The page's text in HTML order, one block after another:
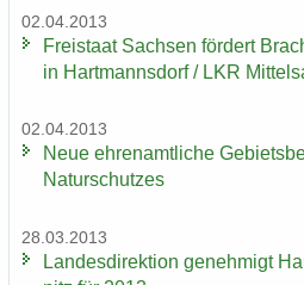
02.04.2013
Frei­staat Sach­sen för­dert
in Hart­manns­dorf / LKR
02.04.2013
Neue eh­ren­amt­li­che
Na­tur­schut­zes
28.03.2013
Lan­des­di­rek­ti­on ge­neh­migt